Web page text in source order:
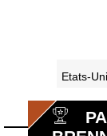
Etats-